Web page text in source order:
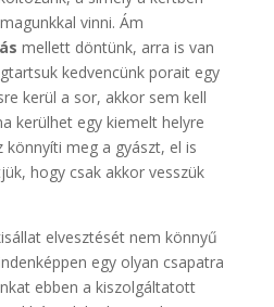
vinni. Ám
mellett döntünk, arra is van
kedvencünk porait egy
kerül a sor, akkor sem kell
kerülhet egy kiemelt helyre
meg a gyászt, el is
hogy csak akkor vesszük
elvesztését nem könnyű
egy olyan csapatra
ebben a kiszolgáltatott